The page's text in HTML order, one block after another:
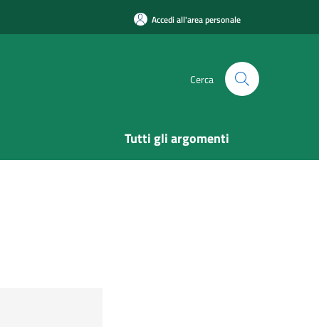
Accedi all'area personale
Cerca
Tutti gli argomenti